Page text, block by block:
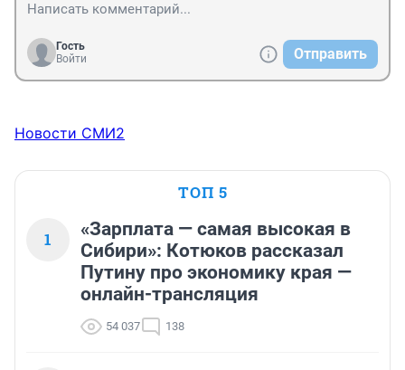
Гость
Войти
Отправить
Новости СМИ2
ТОП 5
1
«Зарплата — самая высокая в
Сибири»: Котюков рассказал
Путину про экономику края —
онлайн-трансляция
54 037 138